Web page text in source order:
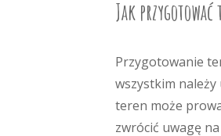
Jak
Przygotowanie
wszystkim
teren może
zwrócić uwagę